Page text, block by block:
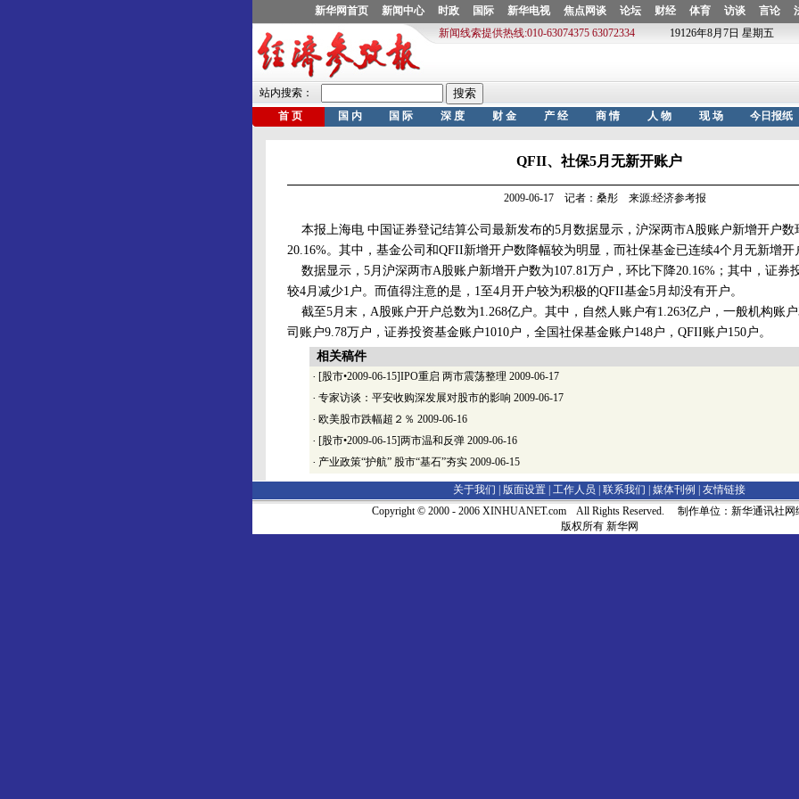
QFII、社保5月无新开账户
2009-06-17 记者：桑彤 来源:经济参考报
本报上海电 中国证券登记结算公司最新发布的5月数据显示，沪深两市A股账户新增开户数
20.16%。其中，基金公司和QFII新增开户数降幅较为明显，而社保基金已连续4个月无新增开
数据显示，5月沪深两市A股账户新增开户数为107.81万户，环比下降20.16%；其中，证券
较4月减少1户。而值得注意的是，1至4月开户较为积极的QFII基金5月却没有开户。
截至5月末，A股账户开户总数为1.268亿户。其中，自然人账户有1.263亿户，一般机构账
司账户9.78万户，证券投资基金账户1010户，全国社保基金账户148户，QFII账户150户。
相关稿件
· [股市•2009-06-15]IPO重启 两市震荡整理 2009-06-17
· 专家访谈：平安收购深发展对股市的影响 2009-06-17
· 欧美股市跌幅超２％ 2009-06-16
· [股市•2009-06-15]两市温和反弹 2009-06-16
· 产业政策“护航” 股市“基石”夯实 2009-06-15
关于我们 | 版面设置 工作人员 联系我们 媒体刊例
友情链接
Copyright © 2000 - 2006 XINHUANET.com All Rights Reserved. 制作单位：新华通讯社网
版权所有 新华网